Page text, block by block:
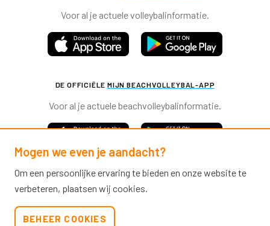
Voor al je actuele volleybalinformatie.
DE OFFICIËLE MIJN BEACHVOLLEYBAL-APP
Voor al je actuele beachvolleybalinformatie.
Mogen we even je aandacht?
Om een persoonlijke ervaring te bieden en onze website te
verbeteren, plaatsen wij cookies.
BEHEER COOKIES